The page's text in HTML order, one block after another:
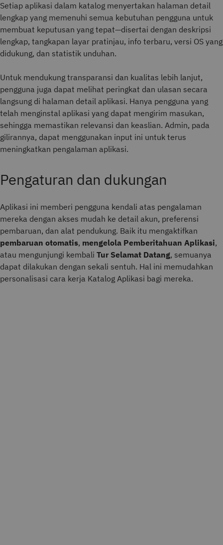
Setiap aplikasi dalam katalog menyertakan halaman detail
lengkap yang memenuhi semua kebutuhan pengguna untuk
membuat keputusan yang tepat—disertai dengan deskripsi
lengkap, tangkapan layar pratinjau, info terbaru, versi OS yang
didukung, dan statistik unduhan.
Untuk mendukung transparansi dan kualitas lebih lanjut,
pengguna juga dapat melihat peringkat dan ulasan secara
langsung di halaman detail aplikasi. Hanya pengguna yang
telah menginstal aplikasi yang dapat mengirim masukan,
sehingga memastikan relevansi dan keaslian. Admin, pada
gilirannya, dapat menggunakan input ini untuk terus
meningkatkan pengalaman aplikasi.
Pengaturan dan dukungan
Aplikasi ini memberi pengguna kendali atas pengalaman
mereka dengan akses mudah ke detail akun, preferensi
pembaruan, dan alat pendukung. Baik itu mengaktifkan
pembaruan otomatis, mengelola Pemberitahuan Aplikasi,
atau mengunjungi kembali Tur Selamat Datang, semuanya
dapat dilakukan dengan sekali sentuh. Hal ini memudahkan
personalisasi cara kerja Katalog Aplikasi bagi mereka.